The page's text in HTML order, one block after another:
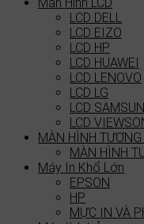
Màn Hình LCD
LCD DELL
LCD EIZO
LCD HP
LCD HUAWEI
LCD LENOVO
LCD LG
LCD
LCD
MÀN HÌNH TƯƠNG
MÀN HÌNH
Máy In Khổ Lớn
EPSON
HP
MỰC IN VÀ